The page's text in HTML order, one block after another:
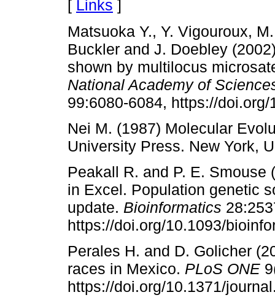
[ Links ]
Matsuoka Y., Y. Vigouroux,
Buckler and J. Doebley
shown by multilocus
National Academy of
99:6080-6084, https://
Nei M. (1987) Molecular
University Press. New York,
Peakall R. and P. E.
in Excel. Population genetic
update. Bioinformatics
https://doi.org/10.1093/
Perales H. and D. Golicher
races in Mexico. PLoS ONE
https://doi.org/10.1371/